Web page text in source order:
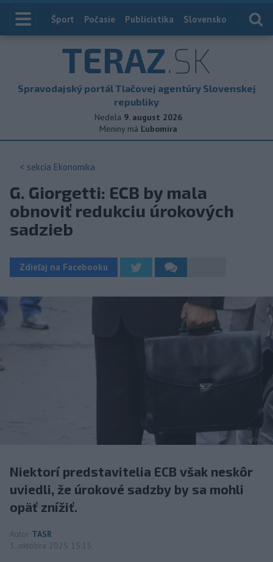
Index
Šport Počasie Publicistika Slovensko
TERAZ.SK
Spravodajský portál Tlačovej agentúry Slovenskej
republiky
Nedela 9. august 2026
Meniny má Ľubomíra
< sekcia Ekonomika
G. Giorgetti: ECB by mala
obnoviť redukciu úrokových
sadzieb
Zdieľaj na Facebooku
Niektorí predstavitelia ECB však neskôr
uviedli, že úrokové sadzby by sa mohli
opäť znížiť.
Autor TASR
3. októbra 2025 15:15